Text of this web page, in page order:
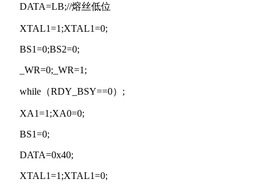
DATA=LB;//熔丝低位
XTAL1=1;XTAL1=0;
BS1=0;BS2=0;
_WR=0;_WR=1;
while（RDY_BSY==0）;
XA1=1;XA0=0;
BS1=0;
DATA=0x40;
XTAL1=1;XTAL1=0;